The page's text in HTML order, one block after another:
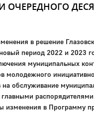
ОЧЕРЕДНОГО
в решение
период 2022 и 2023
муниципальных
молодежного
на обслуживание
изменения в Программу